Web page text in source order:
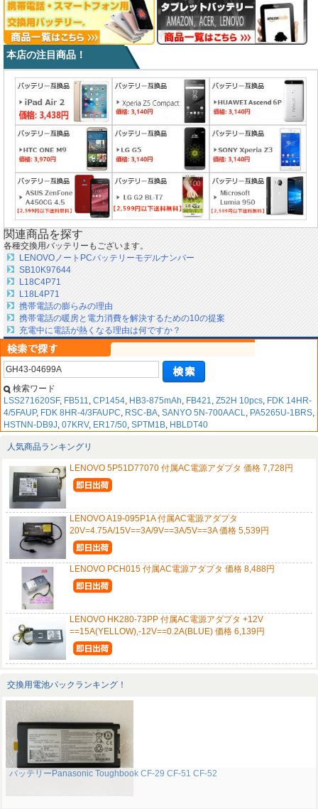
本店の注目商品！
関連商品を探す
各種交換用バッテリーもございます。
LENOVOノートPCバッテリーモデルナンバー
SB10K97644
L18C4P71
L18L4P71
携帯電話の膨らみの理由
携帯電話の暖房と電力消費を解決するための10の提案
充電中に電話が熱くなる理由は何ですか？
検索ワード
LSS271620SF, FB511, CP1454, HB3-875mAh, FB421, Z52H 10pcs, FDK 14HR-
4/5FAUP, FDK 8HR-4/3FAUPC, RSC-BA, SANYO 5N-700AACL, PA5265U-1BRS,
HSTNN-DB9J, 07KRV, ER17/50, SPTM1B, HBLDT40
人気商品ランキングリ
LENOVO 5P51D77070 付属AC電源アダプタ 価格 7,728円
LENOVO A19-095P1A 付属AC電源アダプタ
20V=4.75A/15V==3A/9V==3A/5V==3A 価格 5,539円
LENOVO PCH015 付属AC電源アダプタ 価格 8,488円
LENOVO HK280-73PP 付属AC電源アダプタ +12V
==15A(YELLOW),-12V==0.2A(BLUE) 価格 6,139円
交換用電池パックランキング！
バッテリーPanasonic Toughbook CF-29 CF-51 CF-52